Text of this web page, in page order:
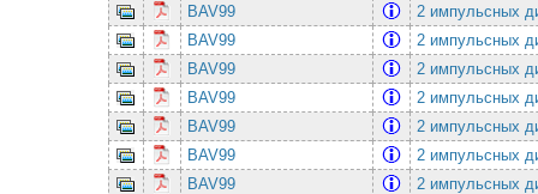
BAV99
2 импульсных
BAV99
2 импульсных
BAV99
2 импульсных
BAV99
2 импульсных
BAV99
2 импульсных
BAV99
2 импульсных
BAV99
2 импульсных